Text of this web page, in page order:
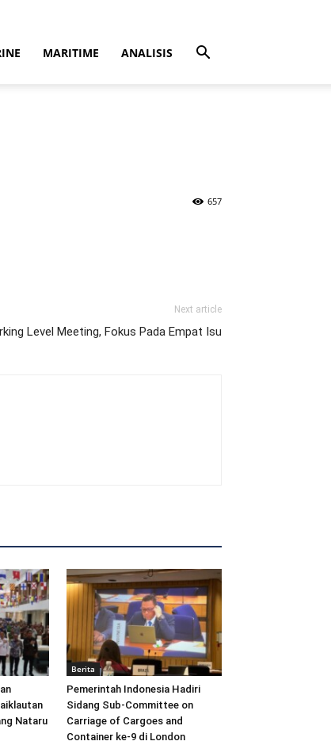
MARITIME ANALISIS
657
Next article
Level Meeting, Fokus Pada Empat Isu
Nataru
Berita
Pemerintah Indonesia Hadiri
Sidang Sub-Committee on
Carriage of Cargoes and
Container ke-9 di London